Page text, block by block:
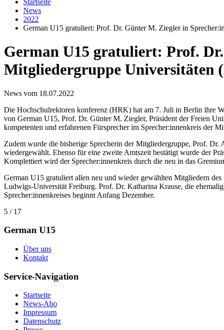
News
2022
German U15 gratuliert: Prof. Dr. Günter M. Ziegler in
German U15 gratuliert: Prof.
Mitgliedergruppe Universitäten
News vom 18.07.2022
Die Hochschulrektoren konferenz (HRK) hat am 7. Juli in Berlin ihre
von German U15, Prof. Dr. Günter M. Ziegler, Präsident der Freien
kompetenten und erfahrenen Fürsprecher im Sprecher:innenkreis der
Zudem wurde die bisherige Sprecherin der Mitgliedergruppe, Prof.
wiedergewählt. Ebenso für eine zweite Amtszeit bestätigt wurde der
Komplettiert wird der Sprecher:innenkreis durch die neu in das
German U15 gratuliert allen neu und wieder gewählten Mitgliedern
Ludwigs-Universität Freiburg. Prof. Dr. Katharina Krause, die
Sprecher:innenkreises beginnt Anfang Dezember.
5 / 17
German U15
Über uns
Kontakt
Service-Navigation
Startseite
News-Abo
Impressum
Datenschutz